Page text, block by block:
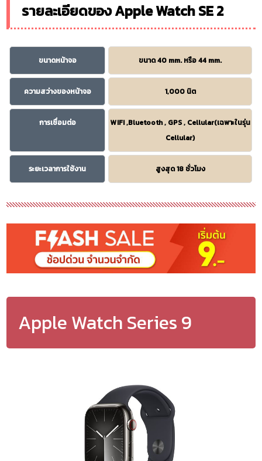
รายละเอียดของ Apple Watch SE 2
ขนาดหน้าจอ ขนาด 40 mm. หรือ 44 mm.
ความสว่างของหน้าจอ 1,000 นิต
การเชื่อมต่อ
WIFI ,Bluetooth , GPS , Cellular(เฉพาะในรุ่น
Cellular)
ระยะเวลาการใช้งาน สูงสุด 18 ชั่วโมง
Apple Watch Series 9